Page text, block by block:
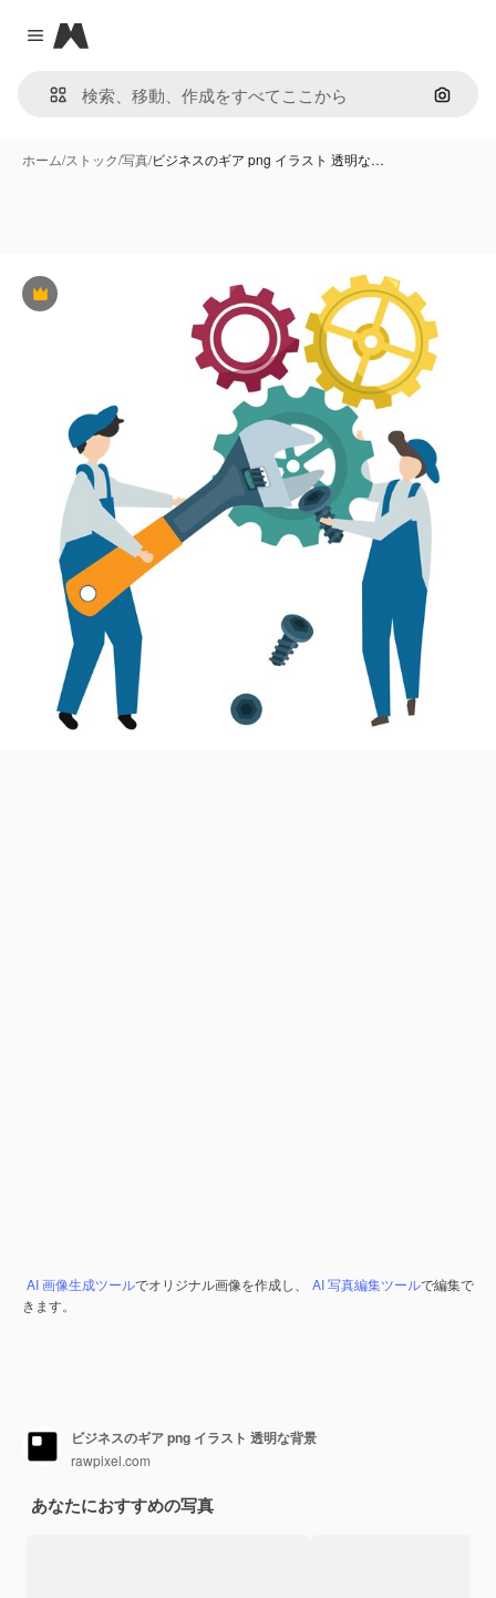
Close menu
Magnific
画像で
ホーム/ストック/写真/ビジネスのギア png イラスト 透明な…
Premium
AI 画像生成ツールでオリジナル画像を作成し、 AI 写真編集ツールで編集で
きます。
ビジネスのギア png イラスト 透明な背景
rawpixel.com
あなたにおすすめの写真